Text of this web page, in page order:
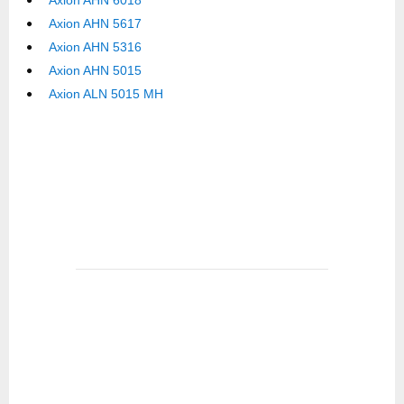
Axion AHN 5617
Axion AHN 5316
Axion AHN 5015
Axion ALN 5015 MH